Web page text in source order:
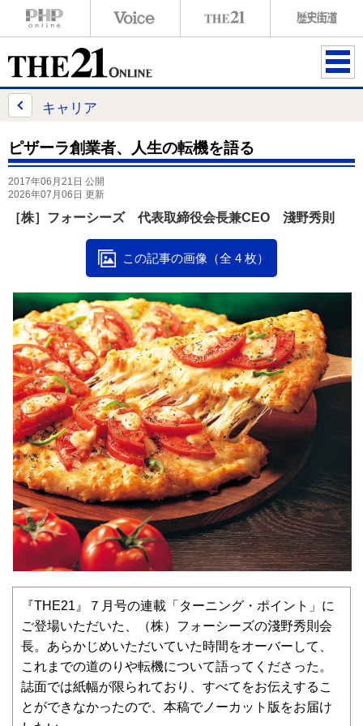
ME
キャリア
ピザーラ創業者、人生の転機を語る
2017年06月21日 公開
2026年07月06日 更新
［株］フォーシーズ 代表取締役会長兼CEO 淺野秀則
この記事の画像（全 4 枚）
『THE21』７月号の連載「ターニング・ポイント」に
ご登場いただいた、（株）フォーシーズの淺野秀則会
長。あらかじめいただいていた時間をオーバーして、
これまでの道のりや転機について語ってくださった。
誌面では紙幅が限られており、すべてをお伝えするこ
とができなかったので、本稿でノーカット版をお届け